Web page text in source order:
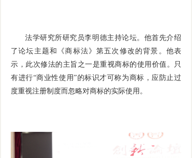
法学研究所研究员李明德主持论坛。他首先介绍
了论坛主题和《商标法》第五次修改的背景。他表
示，此次修法的主旨之一是重视商标的使用价值。只
有进行“商业性使用”的标识才可称为商标，应防止过
度重视注册制度而忽略对商标的实际使用。